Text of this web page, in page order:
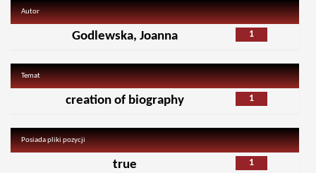
Autor
1
Godlewska, Joanna
Temat
1
creation of biography
Posiada pliki pozycji
1
true